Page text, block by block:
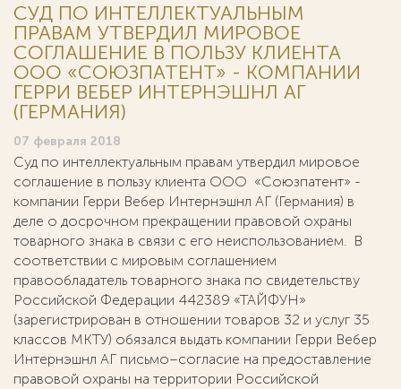
СУД ПО ИНТЕЛЛЕКТУАЛЬНЫМ
ПРАВАМ УТВЕРДИЛ МИРОВОЕ
СОГЛАШЕНИЕ В ПОЛЬЗУ КЛИЕНТА
ООО «СОЮЗПАТЕНТ» - КОМПАНИИ
ГЕРРИ ВЕБЕР ИНТЕРНЭШНЛ АГ
(ГЕРМАНИЯ)
07 февраля 2018
Суд по интеллектуальным правам утвердил мировое
соглашение в пользу клиента ООО «Союзпатент» -
компании Герри Вебер Интернэшнл АГ (Германия) в
деле о досрочном прекращении правовой охраны
товарного знака в связи с его неиспользованием. В
соответствии с мировым соглашением
правообладатель товарного знака по свидетельству
Российской Федерации 442389 «ТАЙФУН»
(зарегистрирован в отношении товаров 32 и услуг 35
классов МКТУ) обязался выдать компании Герри Вебер
Интернэшнл АГ письмо–согласие на предоставление
правовой охраны на территории Российской